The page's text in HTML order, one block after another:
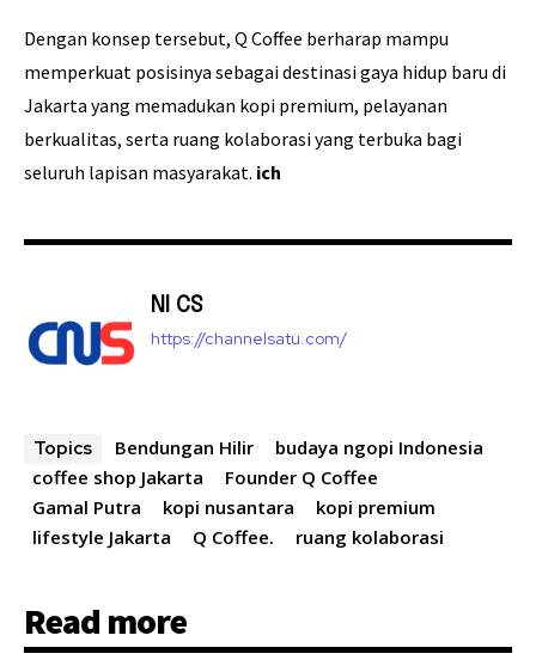
Dengan konsep tersebut, Q Coffee berharap mampu
memperkuat posisinya sebagai destinasi gaya hidup baru di
Jakarta yang memadukan kopi premium, pelayanan
berkualitas, serta ruang kolaborasi yang terbuka bagi
seluruh lapisan masyarakat. ich
NI CS
https://channelsatu.com/
Topics Bendungan Hilir
budaya ngopi Indonesia
coffee shop Jakarta
Founder Q Coffee
Gamal Putra
kopi nusantara
kopi premium
lifestyle Jakarta
Q Coffee. ruang kolaborasi
Read more